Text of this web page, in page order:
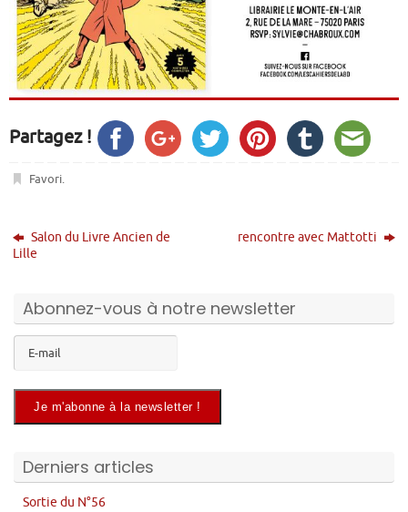
Partagez !
Favori.
Salon du Livre Ancien de
Lille
rencontre avec Mattotti
Abonnez-vous à notre newsletter
Derniers articles
Sortie du N°56